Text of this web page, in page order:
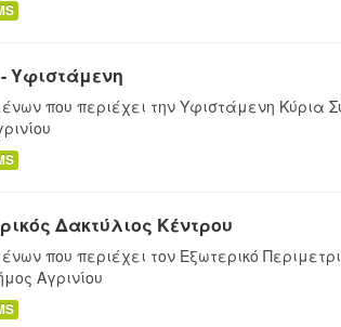
Υφιστάμενη
που περιέχει την Υφιστάμενη Κύρια
Δακτύλιος Κέντρου
που περιέχει τον Εξωτερικό
Αγρινίου